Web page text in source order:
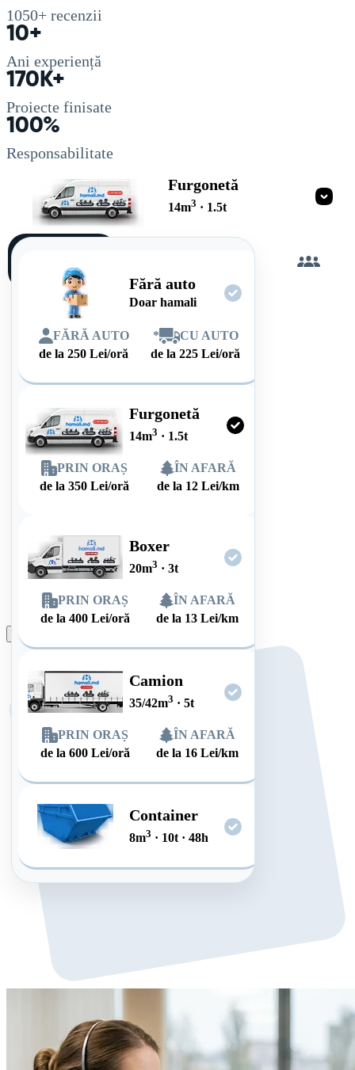
1050+ recenzii
10+
Ani experiență
170K+
Proiecte finisate
100%
Responsabilitate
Furgonetă
14m3 · 1.5t
Fără auto
Doar hamali
FĂRĂ AUTO
de la250 Lei/oră
*
CU AUTO
de la225 Lei/oră
Furgonetă
14m3 · 1.5t
PRIN ORAȘ
de la 350 Lei/oră
ÎN AFARĂ
de la 12 Lei/km
Boxer
20m3 · 3t
PRIN ORAȘ
de la400 Lei/oră
ÎN AFARĂ
de la 13 Lei/km
Camion
35/42m3 · 5t
PRIN ORAȘ
de la600 Lei/oră
ÎN AFARĂ
de la 16 Lei/km
Container
8m3 · 10t · 48h
singur
Plasează comanda